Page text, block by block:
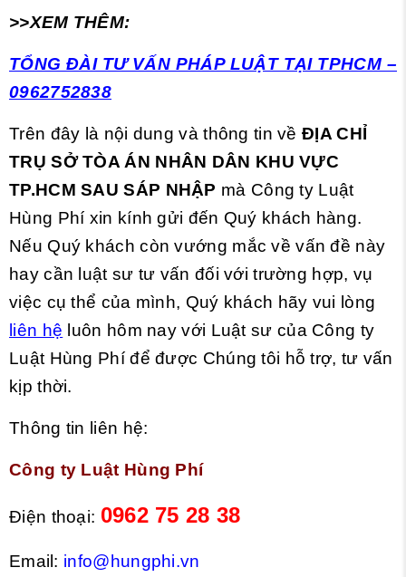
>>XEM THÊM:
TỔNG ĐÀI TƯ VẤN PHÁP LUẬT TẠI TPHCM –
0962752838
Trên đây là nội dung và thông tin vềĐỊA CHỈ
TRỤ SỞ TÒA ÁN NHÂN DÂN KHU VỰC
TP.HCM SAU SÁP NHẬP mà Công ty Luật
Hùng Phí xin kính gửi đến Quý khách hàng.
Nếu Quý khách còn vướng mắc về vấn đề này
hay cần luật sư tư vấn đối với trường hợp, vụ
việc cụ thể của mình, Quý khách hãy vui lòng
liên hệ luôn hôm nay với Luật sư của Công ty
Luật Hùng Phí để được Chúng tôi hỗ trợ, tư vấn
kịp thời.
Thông tin liên hệ:
Công ty Luật Hùng Phí
Điện thoại: 0962 75 28 38
Email: info@hungphi.vn